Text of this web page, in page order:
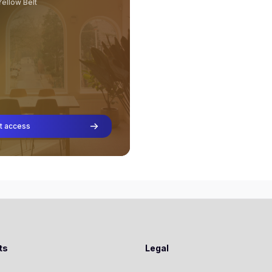
Belt
access
Legal